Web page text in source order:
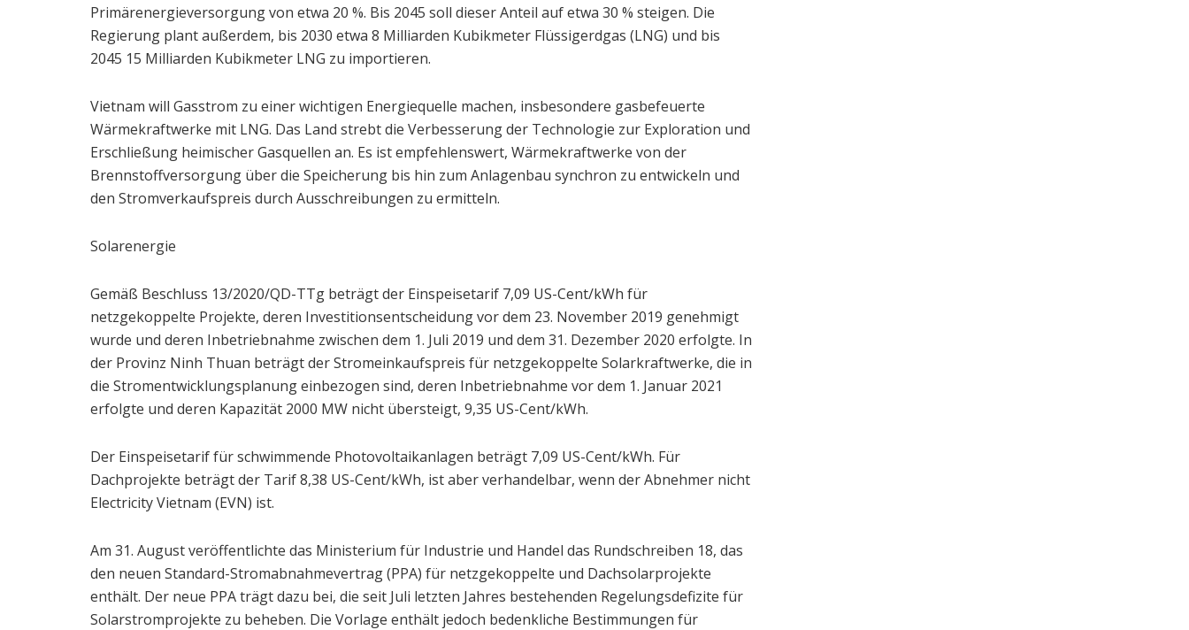
Primärenergieversorgung von etwa 20 %. Bis 2045 soll dieser Anteil auf etwa 30 % steigen. Die
Regierung plant außerdem, bis 2030 etwa 8 Milliarden Kubikmeter Flüssigerdgas (LNG) und bis
2045 15 Milliarden Kubikmeter LNG zu importieren.
Vietnam will Gasstrom zu einer wichtigen Energiequelle machen, insbesondere gasbefeuerte
Wärmekraftwerke mit LNG. Das Land strebt die Verbesserung der Technologie zur Exploration und
Erschließung heimischer Gasquellen an. Es ist empfehlenswert, Wärmekraftwerke von der
Brennstoffversorgung über die Speicherung bis hin zum Anlagenbau synchron zu entwickeln und
den Stromverkaufspreis durch Ausschreibungen zu ermitteln.
Solarenergie
Gemäß Beschluss 13/2020/QD-TTg beträgt der Einspeisetarif 7,09 US-Cent/kWh für
netzgekoppelte Projekte, deren Investitionsentscheidung vor dem 23. November 2019 genehmigt
wurde und deren Inbetriebnahme zwischen dem 1. Juli 2019 und dem 31. Dezember 2020 erfolgte. In
der Provinz Ninh Thuan beträgt der Stromeinkaufspreis für netzgekoppelte Solarkraftwerke, die in
die Stromentwicklungsplanung einbezogen sind, deren Inbetriebnahme vor dem 1. Januar 2021
erfolgte und deren Kapazität 2000 MW nicht übersteigt, 9,35 US-Cent/kWh.
Der Einspeisetarif für schwimmende Photovoltaikanlagen beträgt 7,09 US-Cent/kWh. Für
Dachprojekte beträgt der Tarif 8,38 US-Cent/kWh, ist aber verhandelbar, wenn der Abnehmer nicht
Electricity Vietnam (EVN) ist.
Am 31. August veröffentlichte das Ministerium für Industrie und Handel das Rundschreiben 18, das
den neuen Standard-Stromabnahmevertrag (PPA) für netzgekoppelte und Dachsolarprojekte
enthält. Der neue PPA trägt dazu bei, die seit Juli letzten Jahres bestehenden Regelungsdefizite für
Solarstromprojekte zu beheben. Die Vorlage enthält jedoch bedenkliche Bestimmungen für